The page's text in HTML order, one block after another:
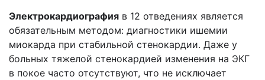
Электрокардиография в 12 отведениях является
обязательным методом: диагностики ишемии
миокарда при стабильной стенокардии. Даже у
больных тяжелой стенокардией изменения на ЭКГ
в покое часто отсутствуют, что не исключает